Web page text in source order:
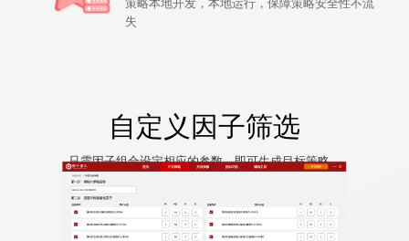
失
自定义因子筛选
只需因子组合设定相应的参数，即可生成目标策略。